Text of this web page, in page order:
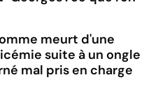
meurt d'une
suite à un ongle
mal pris en charge